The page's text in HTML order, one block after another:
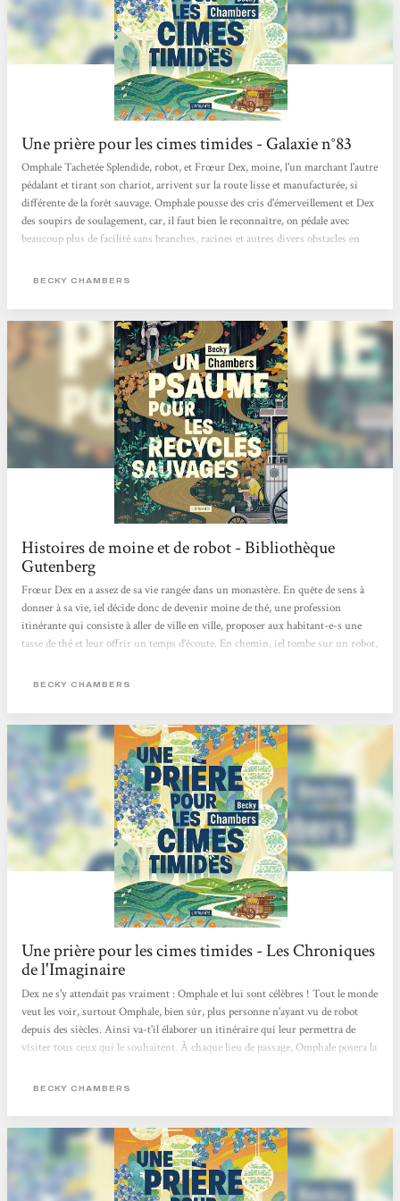
Une prière pour les cimes timides - Galaxie n°83
Omphale Tachetée Splendide, robot, et Frœur Dex, moine, l'un marchant l'autre
pédalant et tirant son chariot, arrivent sur la route lisse et manufacturée, si
différente de la forêt sauvage. Omphale pousse des cris d'émerveillement et Dex
des soupirs de soulagement, car, il faut bien le reconnaître, on pédale avec
beaucoup plus de facilité sans branches, racines et autres divers obstacles en
monde à son ami, tout comme Omphale s'était fait guide dans la forêt dans Un
BECKY CHAMBERS
Histoires de moine et de robot - Bibliothèque
Gutenberg
Frœur Dex en a assez de sa vie rangée dans un monastère. En quête de sens à
donner à sa vie, iel décide donc de devenir moine de thé, une profession
itinérante qui consiste à aller de ville en ville, proposer aux habitant-e-s une
tasse de thé et leur offrir un temps d’écoute. En chemin, iel tombe sur un robot,
son espèce est partie vivre dans la nature. Celui-ci vient avec une question à
Commence...
BECKY CHAMBERS
Une prière pour les cimes timides - Les Chroniques
de l'Imaginaire
Dex ne s'y attendait pas vraiment : Omphale et lui sont célèbres ! Tout le monde
veut les voir, surtout Omphale, bien sûr, plus personne n'ayant vu de robot
depuis des siècles. Ainsi va-t'il élaborer un itinéraire qui leur permettra de
visiter tous ceux qui le souhaitent. À chaque lieu de passage, Omphale posera la
toujours bienvenus en ce qu'ils permettront d'explorer d'autres aspects du
aventures du couple de personnages constitué à la fin d'Un psaume pour...
BECKY CHAMBERS